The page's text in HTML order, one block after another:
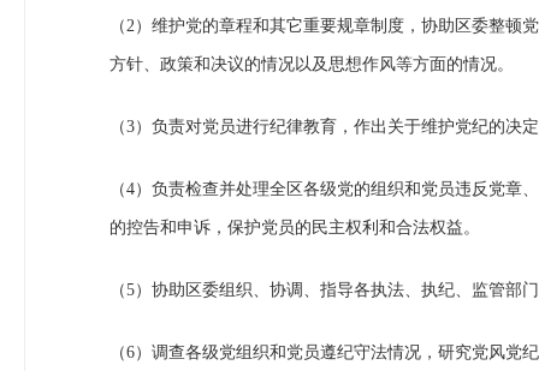
（2）维护党的章程和其它重要规章制度，协助区委整
方针、政策和决议的情况以及思想作风等方面的情况。
（3）负责对党员进行纪律教育，作出关于维护党纪的决
（4）负责检查并处理全区各级党的组织和党员违反党
的控告和申诉，保护党员的民主权利和合法权益。
（5）协助区委组织、协调、指导各执法、执纪、监管部
（6）调查各级党组织和党员遵纪守法情况，研究党风党